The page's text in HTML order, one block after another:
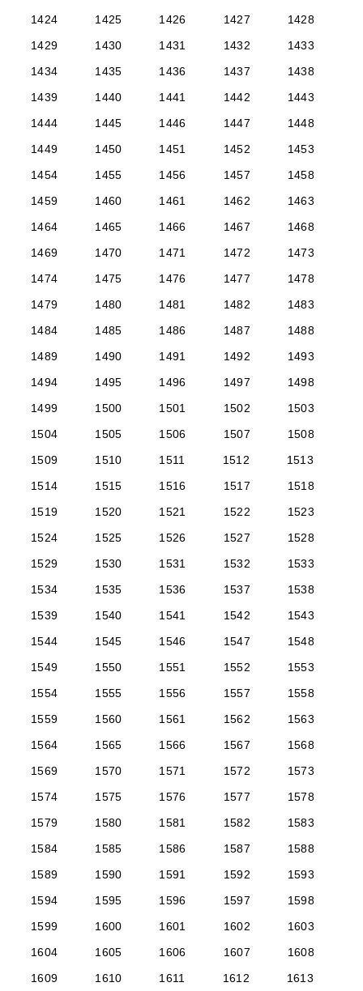
1424 1425 1426 1427
1428
1429
1430 1431 1432
1433
1434
1435 1436 1437
1438
1439
1440 1441 1442
1443
1444
1445 1446 1447
1448
1449
1450 1451 1452
1453
1454
1455 1456 1457
1458
1459
1460 1461 1462
1463
1464
1465 1466 1467
1468
1469
1470 1471 1472
1473
1474
1475 1476 1477
1478
1479
1480 1481 1482
1483
1484
1485 1486 1487
1488
1489
1490 1491 1492
1493
1494
1495 1496 1497
1498
1499
1500 1501 1502
1503
1504
1505 1506 1507
1508
1509
1510 1511 1512
1513
1514
1515 1516 1517
1518
1519
1520 1521 1522
1523
1524
1525 1526 1527
1528
1529
1530 1531 1532
1533
1534
1535 1536 1537
1538
1539
1540 1541 1542
1543
1544
1545 1546 1547
1548
1549
1550 1551 1552
1553
1554
1555 1556 1557
1558
1559
1560 1561 1562
1563
1564
1565 1566 1567
1568
1569
1570 1571 1572
1573
1574
1575 1576 1577
1578
1579
1580 1581 1582
1583
1584
1585 1586 1587
1588
1589
1590 1591 1592
1593
1594
1595 1596 1597
1598
1599
1600 1601 1602
1603
1604
1605 1606 1607
1608
1609
1610 1611 1612
1613